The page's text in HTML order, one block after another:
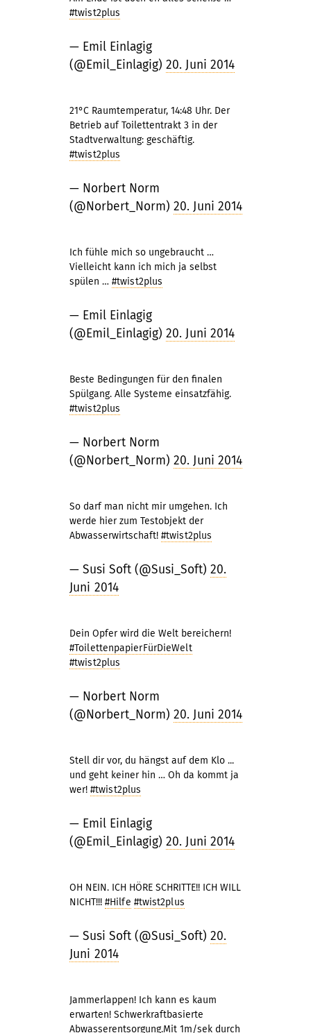
#twist2plus
— Emil Einlagig
(@Emil_Einlagig) 20. Juni 2014
21°C Raumtemperatur, 14:48 Uhr. Der
Betrieb auf Toilettentrakt 3 in der
Stadtverwaltung: geschäftig.
#twist2plus
— Norbert Norm
(@Norbert_Norm) 20. Juni 2014
Ich fühle mich so ungebraucht …
Vielleicht kann ich mich ja selbst
spülen … #twist2plus
— Emil Einlagig
(@Emil_Einlagig) 20. Juni 2014
Beste Bedingungen für den finalen
Spülgang. Alle Systeme einsatzfähig.
#twist2plus
— Norbert Norm
(@Norbert_Norm) 20. Juni 2014
So darf man nicht mir umgehen. Ich
werde hier zum Testobjekt der
Abwasserwirtschaft! #twist2plus
— Susi Soft (@Susi_Soft) 20.
Juni 2014
Dein Opfer wird die Welt bereichern!
#ToilettenpapierFürDieWelt
#twist2plus
— Norbert Norm
(@Norbert_Norm) 20. Juni 2014
Stell dir vor, du hängst auf dem Klo ...
und geht keiner hin … Oh da kommt ja
wer! #twist2plus
— Emil Einlagig
(@Emil_Einlagig) 20. Juni 2014
OH NEIN. ICH HÖRE SCHRITTE!! ICH WILL
NICHT!!! #Hilfe #twist2plus
— Susi Soft (@Susi_Soft) 20.
Juni 2014
Jammerlappen! Ich kann es kaum
erwarten! Schwerkraftbasierte
Abwasserentsorgung.Mit 1m/sek durch